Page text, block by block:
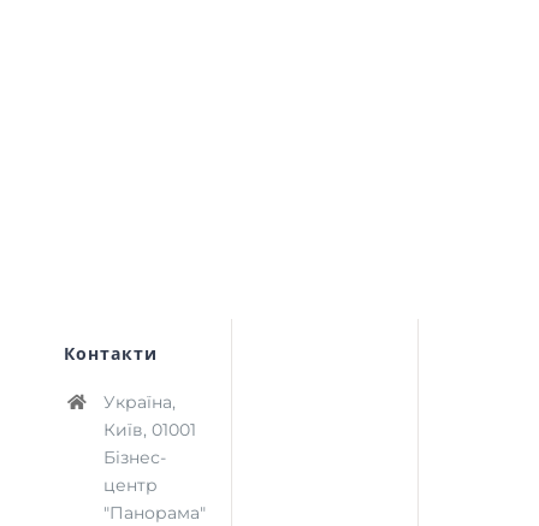
Контакти
Україна,
Київ, 01001
Бізнес-
центр
"Панорама"